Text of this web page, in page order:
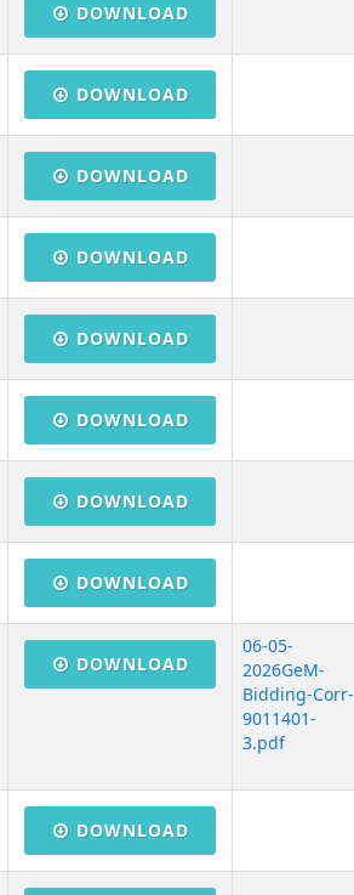
DOWNLOAD
DOWNLOAD
DOWNLOAD
DOWNLOAD
DOWNLOAD
DOWNLOAD
DOWNLOAD
DOWNLOAD
DOWNLOAD
06-05-
2026GeM-
Bidding-Corr-
9011401-
3.pdf
DOWNLOAD